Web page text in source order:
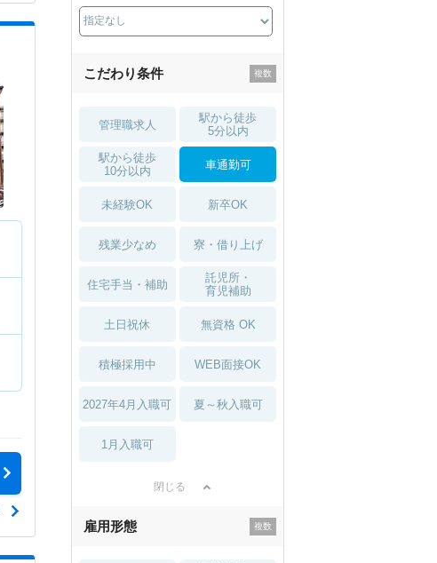
薬局・
こだわり条件
管理職求人
駅から徒歩
5分以内
駅から徒歩
10分以内
車通勤可
未経験OK 新卒OK
残業少なめ 寮・借り上げ
住宅手当・補助
託児所・
育児補助
土日祝休 無資格 OK
積極採用中 WEB面接OK
2027年4月入職可 夏～秋入職可
1月入職可
閉じる
雇用形態